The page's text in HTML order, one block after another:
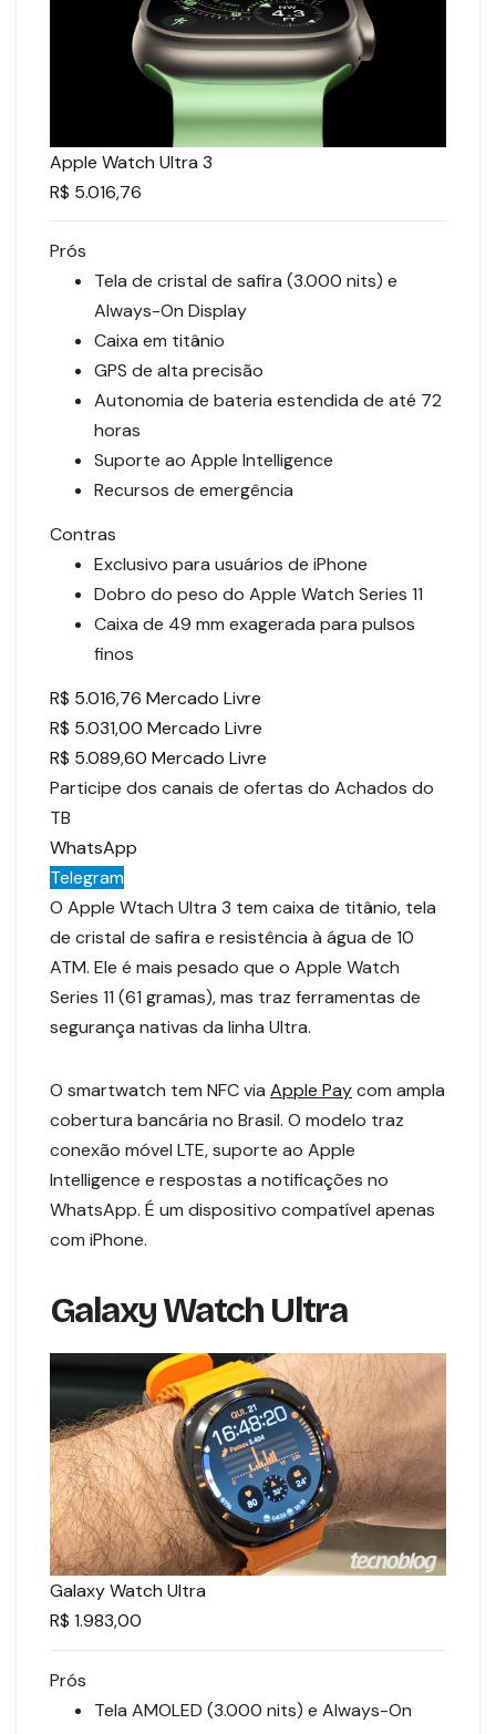
Apple Watch Ultra 3
R$ 5.016,76
Prós
Tela de cristal de safira (3.000 nits) e
Always-On Display
Caixa em titânio
GPS de alta precisão
Autonomia de bateria estendida de até 72
horas
Suporte ao Apple Intelligence
Recursos de emergência
Contras
Exclusivo para usuários de iPhone
Dobro do peso do Apple Watch Series 11
Caixa de 49 mm exagerada para pulsos
finos
R$ 5.016,76 Mercado Livre
R$ 5.031,00 Mercado Livre
R$ 5.089,60 Mercado Livre
Participe dos canais de ofertas do Achados do
TB
WhatsApp
Telegram
O Apple Wtach Ultra 3 tem caixa de titânio, tela
de cristal de safira e resistência à água de 10
ATM. Ele é mais pesado que o Apple Watch
Series 11 (61 gramas), mas traz ferramentas de
segurança nativas da linha Ultra.
O smartwatch tem NFC via Apple Paycom ampla
cobertura bancária no Brasil. O modelo traz
conexão móvel LTE, suporte ao Apple
Intelligence e respostas a notificações no
WhatsApp. É um dispositivo compatível apenas
com iPhone.
Galaxy Watch Ultra
Galaxy Watch Ultra
R$ 1.983,00
Prós
Tela AMOLED (3.000 nits) e Always-On